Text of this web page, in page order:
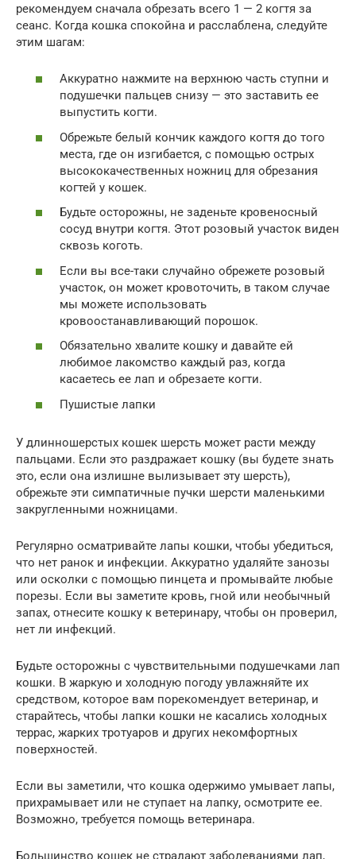
рекомендуем сначала обрезать всего 1 — 2 когтя за
сеанс. Когда кошка спокойна и расслаблена, следуйте
этим шагам:
Аккуратно нажмите на верхнюю часть ступни и
подушечки пальцев снизу — это заставить ее
выпустить когти.
Обрежьте белый кончик каждого когтя до того
места, где он изгибается, с помощью острых
высококачественных ножниц для обрезания
когтей у кошек.
Будьте осторожны, не заденьте кровеносный
сосуд внутри когтя. Этот розовый участок виден
сквозь коготь.
Если вы все-таки случайно обрежете розовый
участок, он может кровоточить, в таком случае
мы можете использовать
кровоостанавливающий порошок.
Обязательно хвалите кошку и давайте ей
любимое лакомство каждый раз, когда
касаетесь ее лап и обрезаете когти.
Пушистые лапки
У длинношерстых кошек шерсть может расти между
пальцами. Если это раздражает кошку (вы будете знать
это, если она излишне вылизывает эту шерсть),
обрежьте эти симпатичные пучки шерсти маленькими
закругленными ножницами.
Регулярно осматривайте лапы кошки, чтобы убедиться,
что нет ранок и инфекции. Аккуратно удаляйте занозы
или осколки с помощью пинцета и промывайте любые
порезы. Если вы заметите кровь, гной или необычный
запах, отнесите кошку к ветеринару, чтобы он проверил,
нет ли инфекций.
Будьте осторожны с чувствительными подушечками лап
кошки. В жаркую и холодную погоду увлажняйте их
средством, которое вам порекомендует ветеринар, и
старайтесь, чтобы лапки кошки не касались холодных
террас, жарких тротуаров и других некомфортных
поверхностей.
Если вы заметили, что кошка одержимо умывает лапы,
прихрамывает или не ступает на лапку, осмотрите ее.
Возможно, требуется помощь ветеринара.
Большинство кошек не страдают заболеваниями лап,